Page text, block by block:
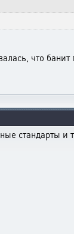
что
стандарты и